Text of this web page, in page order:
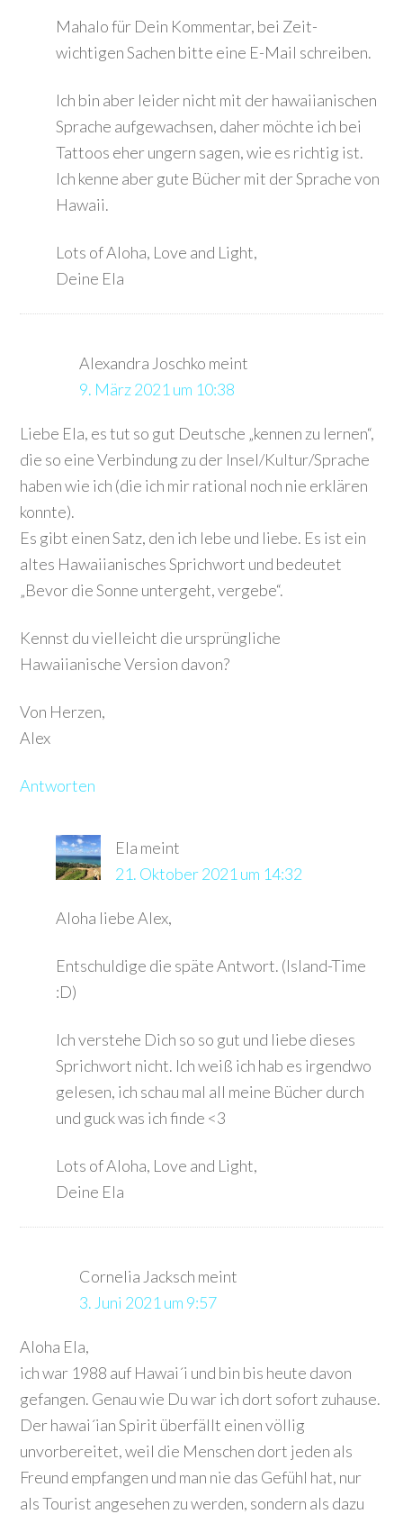
Mahalo für Dein Kommentar, bei Zeit-
wichtigen Sachen bitte eine E-Mail schreiben.
Ich bin aber leider nicht mit der hawaiianischen
Sprache aufgewachsen, daher möchte ich bei
Tattoos eher ungern sagen, wie es richtig ist.
Ich kenne aber gute Bücher mit der Sprache von
Hawaii.
Lots of Aloha, Love and Light,
Deine Ela
Alexandra Joschko meint
9. März 2021 um 10:38
Liebe Ela, es tut so gut Deutsche „kennen zu lernen“,
die so eine Verbindung zu der Insel/Kultur/Sprache
haben wie ich (die ich mir rational noch nie erklären
konnte).
Es gibt einen Satz, den ich lebe und liebe. Es ist ein
altes Hawaiianisches Sprichwort und bedeutet
„Bevor die Sonne untergeht, vergebe“.
Kennst du vielleicht die ursprüngliche
Hawaiianische Version davon?
Von Herzen,
Alex
Antworten
Ela meint
21. Oktober 2021 um 14:32
Aloha liebe Alex,
Entschuldige die späte Antwort. (Island-Time
:D)
Ich verstehe Dich so so gut und liebe dieses
Sprichwort nicht. Ich weiß ich hab es irgendwo
gelesen, ich schau mal all meine Bücher durch
und guck was ich finde <3
Lots of Aloha, Love and Light,
Deine Ela
Cornelia Jacksch meint
3. Juni 2021 um 9:57
Aloha Ela,
ich war 1988 auf Hawai´i und bin bis heute davon
gefangen. Genau wie Du war ich dort sofort zuhause.
Der hawai´ian Spirit überfällt einen völlig
unvorbereitet, weil die Menschen dort jeden als
Freund empfangen und man nie das Gefühl hat, nur
als Tourist angesehen zu werden, sondern als dazu